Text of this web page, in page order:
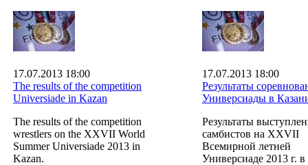
17.07.2013 18:00
The results of the competition
Universiade in Kazan
The results of the competition
wrestlers on the XXVII World
Summer Universiade 2013 in
Kazan.
17.07.2013 18:00
Результаты
Универсиады в
Результаты
самбистов на XXVII
Всемирной летней
Универсиаде 2013 г.